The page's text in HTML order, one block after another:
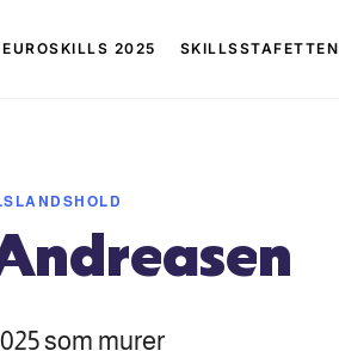
EUROSKILLS 2025 SKILLSSTAFETTEN
som murer